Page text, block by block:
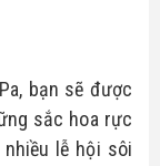
bạn sẽ được
sắc hoa rực
lễ hội sôi